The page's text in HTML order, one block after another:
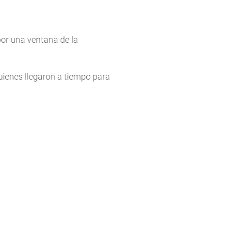
una ventana de la
llegaron a tiempo para